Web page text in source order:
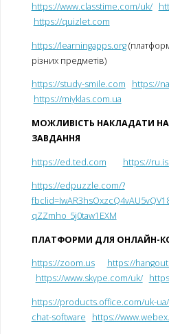
https://www.classtime.com/uk/
https://quizlet.com
https://learningapps.org
різних предметів)
https://study-smile.com
https://
https://miyklas.com.ua
МОЖЛИВІСТЬ НАКЛАДАТИ НА
ЗАВДАННЯ
https://ed.ted.com https://
https://edpuzzle.com/?
qZZmho_5j0taw1EXM
ПЛАТФОРМИ ДЛЯ ОНЛАЙН-
https://zoom.us
https://
https://www.skype.com/uk/
https://products.office.com/uk-
chat-software
https://